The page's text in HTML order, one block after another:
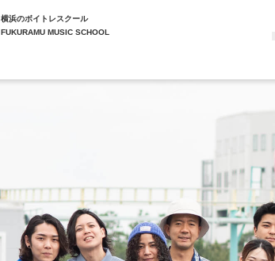
横浜のボイトレスクール
FUKURAMU MUSIC SCHOOL